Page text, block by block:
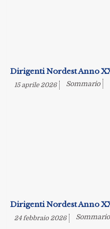
Dirigenti Nordest Anno
15 aprile 2026 Sommario
Dirigenti Nordest Anno
24 febbraio 2026 Sommario